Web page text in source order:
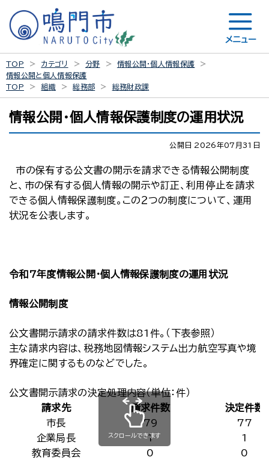
メニュー
TOP カテゴリ 分野
情報公開・個人情報保護
情報公開と個人情報保護
TOP
組織 総務部 総務財政課
情報公開・個人情報保護制度の運用状況
公開日 2026年07月31日
市の保有する公文書の開示を請求できる情報公開制度
と、市の保有する個人情報の開示や訂正、利用停止を請求
できる個人情報保護制度。この２つの制度について、運用
状況を公表します。
令和7年度情報公開・個人情報保護制度の運用状況
情報公開制度
公文書開示請求の請求件数は81件。（下表参照）
主な請求内容は、税務地図情報システム出力航空写真や境
界確定に関するものなどでした。
公文書開示請求の決定処理内容（単位：件）
請求先
請求件数
決定件数
市長
79
77
企業局長
1
1
教育委員会
0
0
スクロールできます